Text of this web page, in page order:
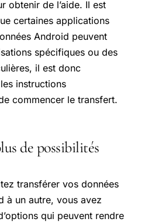
obtenir de l’aide. Il est
certaines applications
Android peuvent
spécifiques ou des
il est donc
instructions
commencer le transfert.
de possibilités
transférer vos données
à un autre, vous avez
qui peuvent rendre